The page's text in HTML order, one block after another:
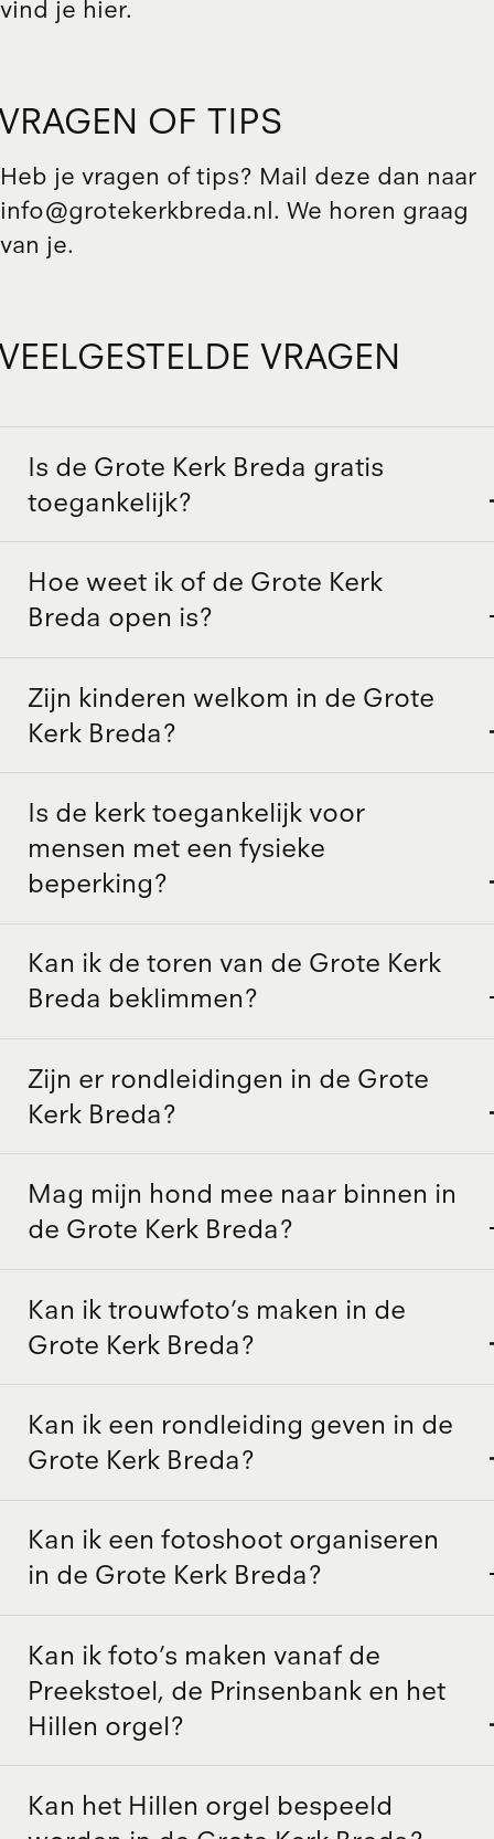
vind je hier.
OF TIPS
Heb je vragen of tips? Mail deze dan naar
info@grotekerkbreda.nl. We horen graag
van je.
VRAGEN
Is de Grote Kerk Breda gratis
toegankelijk?
Hoe weet ik of de Grote Kerk
Breda open is?
Zijn kinderen welkom in de Grote
Kerk Breda?
Is de kerk toegankelijk voor
mensen met een fysieke
beperking?
Kan ik de toren van de Grote Kerk
Breda beklimmen?
Zijn er rondleidingen in de Grote
Kerk Breda?
Mag mijn hond mee naar binnen in
de Grote Kerk Breda?
Kan ik trouwfoto’s maken in de
Grote Kerk Breda?
Kan ik een rondleiding geven in de
Grote Kerk Breda?
Kan ik een fotoshoot organiseren
in de Grote Kerk Breda?
Kan ik foto’s maken vanaf de
Preekstoel, de Prinsenbank en het
Hillen orgel?
Kan het Hillen orgel bespeeld